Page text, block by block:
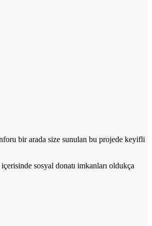
bir arada size sunulan bu projede keyifli
sosyal donatı imkanları oldukça